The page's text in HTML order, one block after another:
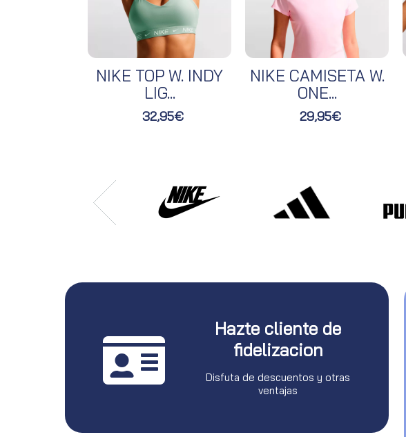
NIKE TOP W. INDY
LIG...
32,95€
NIKE CAMISETA W.
ONE...
29,95€
Hazte cliente de
fidelizacion
Disfuta de descuentos y otras
ventajas